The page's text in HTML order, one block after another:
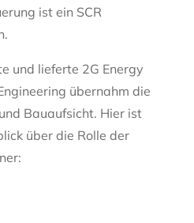
ist ein SCR
und lieferte 2G Energy
übernahm die
Bauaufsicht. Hier ist
über die Rolle der